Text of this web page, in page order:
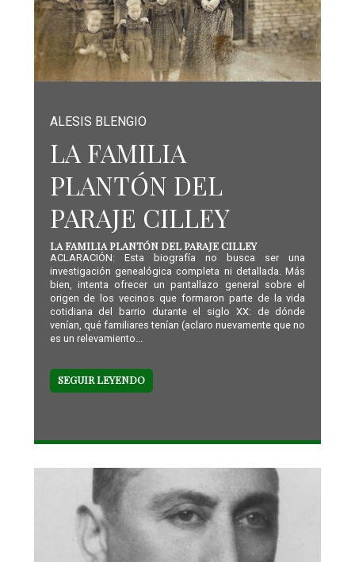
ALESIS BLENGIO
LA FAMILIA
PLANTÓN DEL
PARAJE CILLEY
LA FAMILIA PLANTÓN DEL PARAJE CILLEY
ACLARACIÓN: Esta biografía no busca ser una
investigación genealógica completa ni detallada. Más
bien, intenta ofrecer un pantallazo general sobre el
origen de los vecinos que formaron parte de la vida
cotidiana del barrio durante el siglo XX: de dónde
venían, qué familiares tenían (aclaro nuevamente que no
es un relevamiento...
SEGUIR LEYENDO